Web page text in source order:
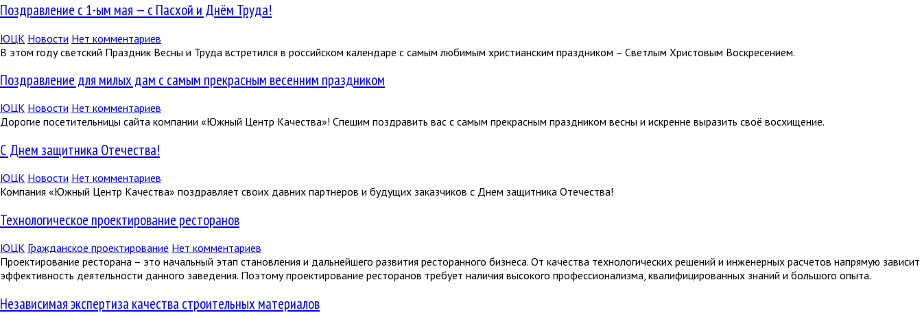
Поздравление с 1-ым мая — с Пасхой и Днём Труда!
ЮЦК Новости Нет комментариев
В этом году светский Праздник Весны и Труда встретился в российском календаре с самым любимым христианским праздником – Светлым Христовым Воскресением.
Поздравление для милых дам с самым прекрасным весенним праздником
ЮЦК Новости Нет комментариев
Дорогие посетительницы сайта компании «Южный Центр Качества»! Спешим поздравить вас с самым прекрасным праздником весны и искренне выразить своё восхищение.
С Днем защитника Отечества!
ЮЦК Новости Нет комментариев
Компания «Южный Центр Качества» поздравляет своих давних партнеров и будущих заказчиков с Днем защитника Отечества!
Технологическое проектирование ресторанов
ЮЦК Гражданское проектирование Нет комментариев
Проектирование ресторана – это начальный этап становления и дальнейшего развития ресторанного бизнеса. От качества технологических решений и инженерных расчетов напрямую зависит
эффективность деятельности данного заведения. Поэтому проектирование ресторанов требует наличия высокого профессионализма, квалифицированных знаний и большого опыта.
Независимая экспертиза качества строительных материалов